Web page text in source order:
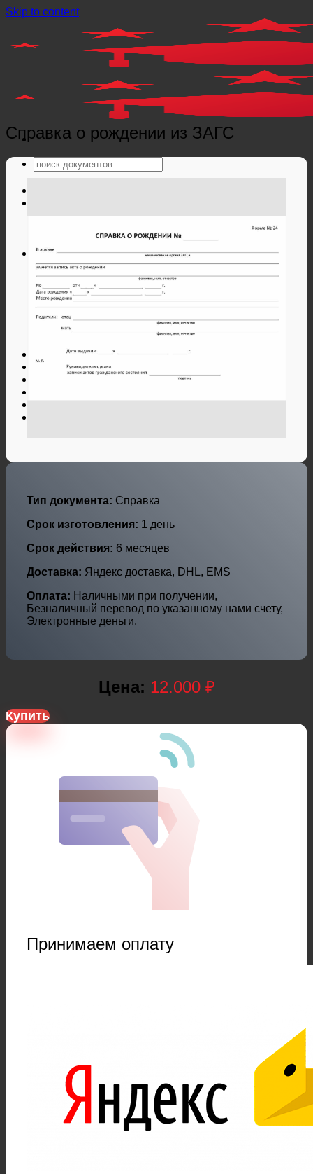
Skip to content
Мед справки
Справки ЗАГС
Дипломы и аттестаты
Дипломы РФ
Аттестаты РФ
Дипломы и аттестаты Беларуси
Дипломы и аттестаты Казахстана
Дипломы и аттестаты Украины
Дипломы по профессиям
Нотариальные и юр. услуги
Свидетельства ЗАГС
Справка о рождении из ЗАГС
Тип документа: Справка
Срок изготовления: 1 день
Срок действия: 6 месяцев
Доставка: Яндекс доставка, DHL, EMS
Оплата: Наличными при получении,
Безналичный перевод по указанному нами счету,
Электронные деньги.
Цена: 12.000 ₽
Купить
Принимаем оплату